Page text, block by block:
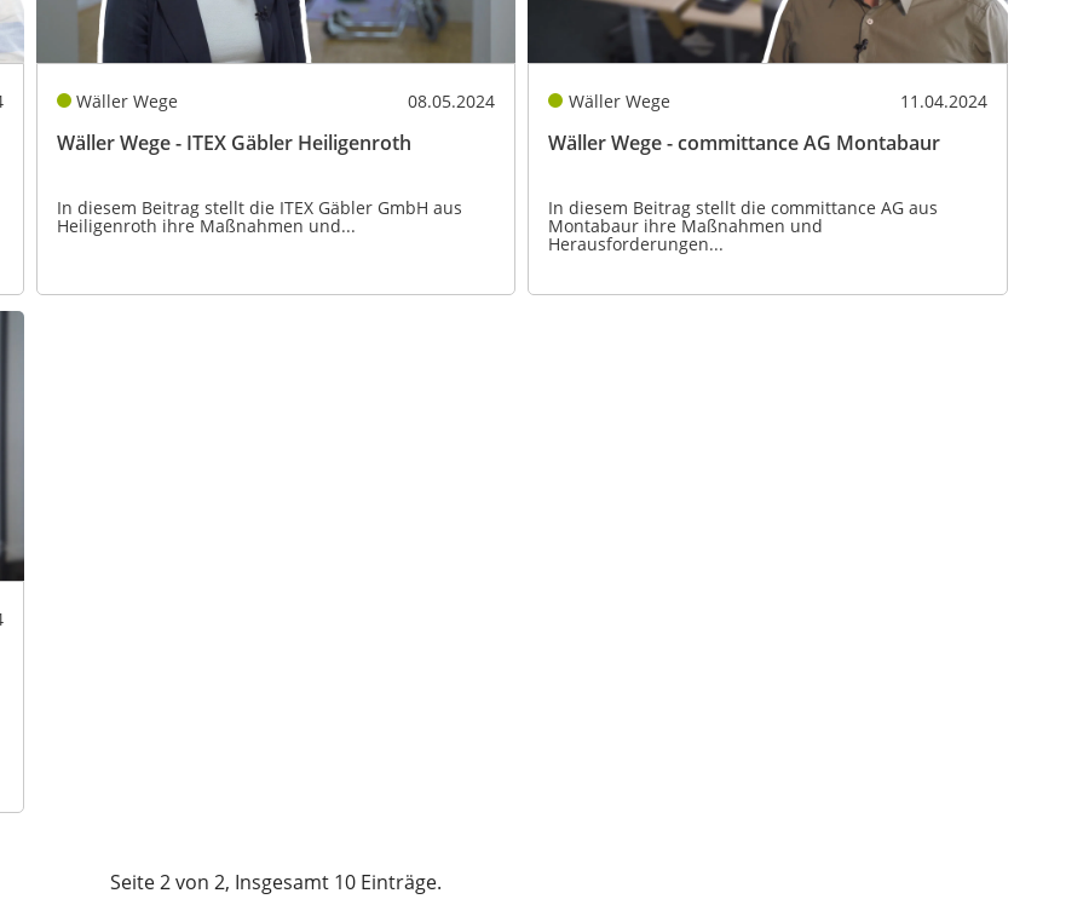
Wäller Wege 08.05.2024
Wäller Wege - ITEX Gäbler Heiligenroth
In diesem Beitrag stellt die ITEX Gäbler GmbH aus
Heiligenroth ihre Maßnahmen und...
Wäller Wege 11.04.2024
Wäller Wege - committance AG Montabaur
In diesem Beitrag stellt die committance AG aus
Montabaur ihre Maßnahmen und
Herausforderungen...
Seite 2 von 2, Insgesamt 10 Einträge.